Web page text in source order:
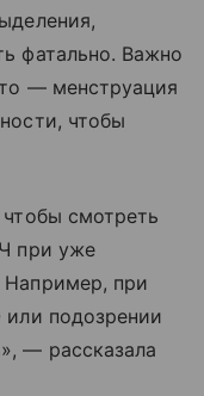
фатально. Важно
— менструация
чтобы
смотреть
при уже
Например, при
подозрении
— рассказала